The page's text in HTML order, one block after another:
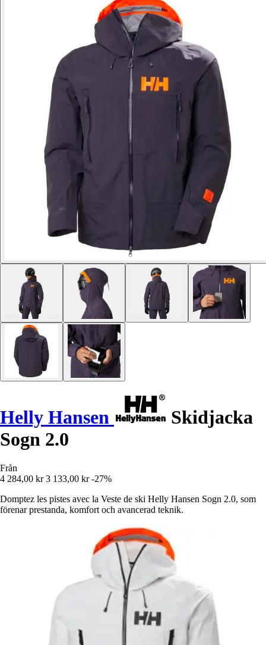
Helly Hansen
Skidjacka
Sogn 2.0
Från
4 284,00 kr 3 133,00 kr -27%
Domptez les pistes avec la Veste de ski Helly Hansen Sogn 2.0, som
förenar prestanda, komfort och avancerad teknik.